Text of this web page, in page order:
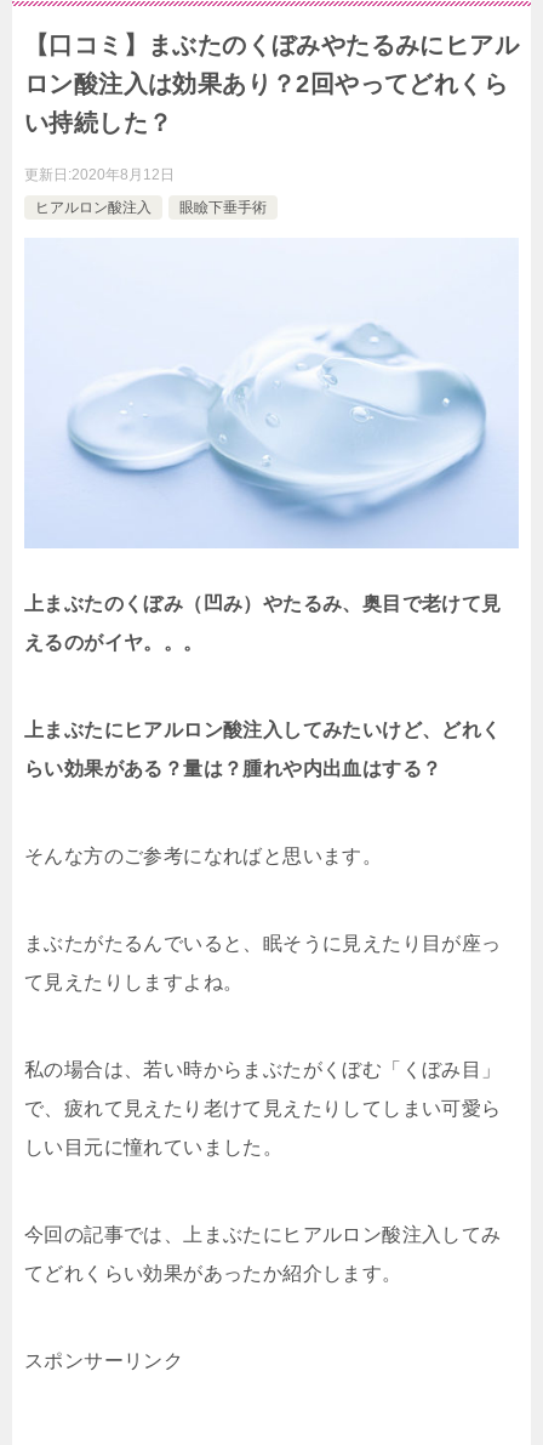
【口コミ】まぶたのくぼみやたるみにヒアル
ロン酸注入は効果あり？2回やってどれくら
い持続した？
更新日:2020年8月12日
ヒアルロン酸注入
眼瞼下垂手術
上まぶたのくぼみ（凹み）やたるみ、奥目で老けて見
えるのがイヤ。。。
上まぶたにヒアルロン酸注入してみたいけど、どれく
らい効果がある？量は？腫れや内出血はする？
そんな方のご参考になればと思います。
まぶたがたるんでいると、眠そうに見えたり目が座っ
て見えたりしますよね。
私の場合は、若い時からまぶたがくぼむ「くぼみ目」
で、疲れて見えたり老けて見えたりしてしまい可愛ら
しい目元に憧れていました。
今回の記事では、上まぶたにヒアルロン酸注入してみ
てどれくらい効果があったか紹介します。
スポンサーリンク